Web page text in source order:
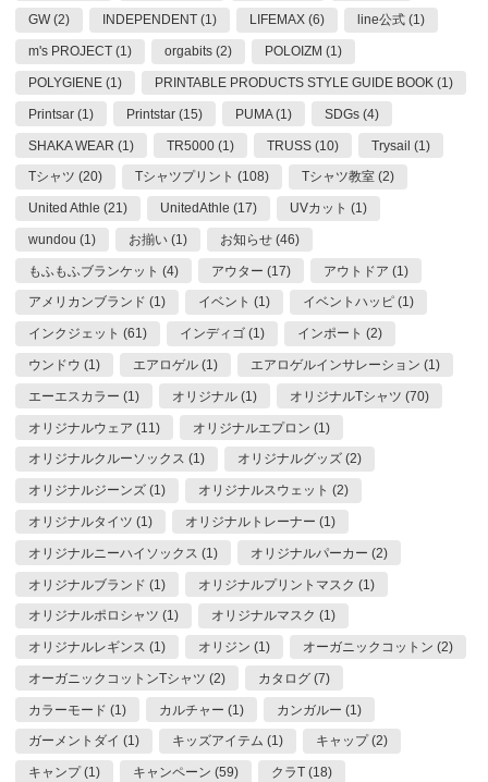
GW (2) INDEPENDENT (1) LIFEMAX (6) line公式 (1)
m's PROJECT (1) orgabits (2) POLOIZM (1)
POLYGIENE (1) PRINTABLE PRODUCTS STYLE GUIDE BOOK (1)
Printsar (1) Printstar (15) PUMA (1) SDGs (4)
SHAKA WEAR (1) TR5000 (1) TRUSS (10) Trysail (1)
Tシャツ (20) Tシャツプリント (108) Tシャツ教室 (2)
United Athle (21) UnitedAthle (17) UVカット (1)
wundou (1) お揃い (1) お知らせ (46)
もふもふブランケット (4) アウター (17) アウトドア (1)
アメリカンブランド (1) イベント (1) イベントハッピ (1)
インクジェット (61) インディゴ (1) インポート (2)
ウンドウ (1) エアロゲル (1) エアロゲルインサレーション (1)
エーエスカラー (1) オリジナル (1) オリジナルTシャツ (70)
オリジナルウェア (11) オリジナルエプロン (1)
オリジナルクルーソックス (1) オリジナルグッズ (2)
オリジナルジーンズ (1) オリジナルスウェット (2)
オリジナルタイツ (1) オリジナルトレーナー (1)
オリジナルニーハイソックス (1) オリジナルパーカー (2)
オリジナルブランド (1) オリジナルプリントマスク (1)
オリジナルポロシャツ (1) オリジナルマスク (1)
オリジナルレギンス (1) オリジン (1) オーガニックコットン (2)
オーガニックコットンTシャツ (2) カタログ (7)
カラーモード (1) カルチャー (1) カンガルー (1)
ガーメントダイ (1) キッズアイテム (1) キャップ (2)
キャンプ (1) キャンペーン (59) クラT (18)